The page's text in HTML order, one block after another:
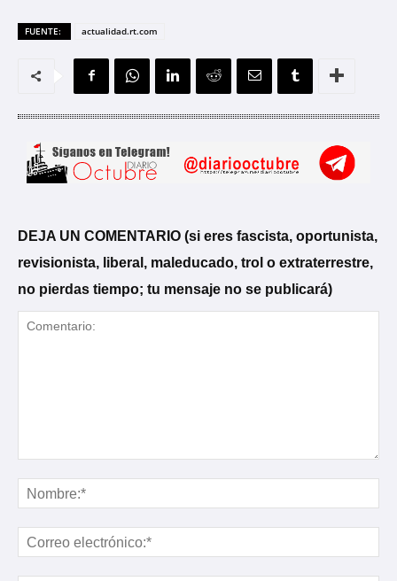
FUENTE: actualidad.rt.com
DEJA UN COMENTARIO (si eres fascista, oportunista,
revisionista, liberal, maleducado, trol o extraterrestre,
no pierdas tiempo; tu mensaje no se publicará)